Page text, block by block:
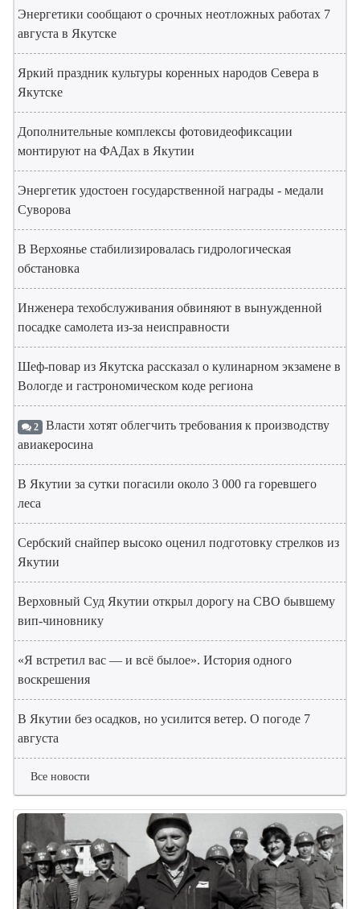
Энергетики сообщают о срочных неотложных работах 7
августа в Якутске
Яркий праздник культуры коренных народов Севера в
Якутске
Дополнительные комплексы фотовидеофиксации
монтируют на ФАДах в Якутии
Энергетик удостоен государственной награды - медали
Суворова
В Верхоянье стабилизировалась гидрологическая
обстановка
Инженера техобслуживания обвиняют в вынужденной
посадке самолета из-за неисправности
Шеф-повар из Якутска рассказал о кулинарном экзамене в
Вологде и гастрономическом коде региона
2 Власти хотят облегчить требования к производству
авиакеросина
В Якутии за сутки погасили около 3 000 га горевшего
леса
Сербский снайпер высоко оценил подготовку стрелков из
Якутии
Верховный Суд Якутии открыл дорогу на СВО бывшему
вип-чиновнику
«Я встретил вас — и всё былое». История одного
воскрешения
В Якутии без осадков, но усилится ветер. О погоде 7
августа
Все новости